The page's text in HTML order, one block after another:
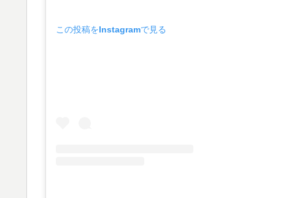
この投稿をInstagramで見る